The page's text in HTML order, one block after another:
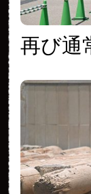
再び通